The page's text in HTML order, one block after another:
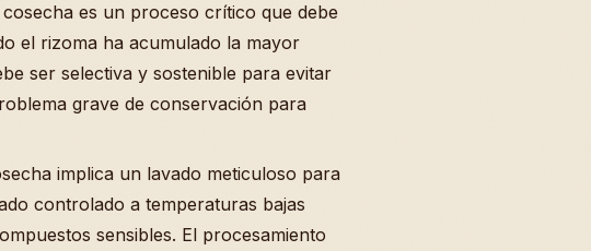
es un proceso crítico que debe
el rizoma ha acumulado la mayor
ser selectiva y sostenible para evitar
grave de conservación para
implica un lavado meticuloso para
controlado a temperaturas bajas
sensibles. El procesamiento